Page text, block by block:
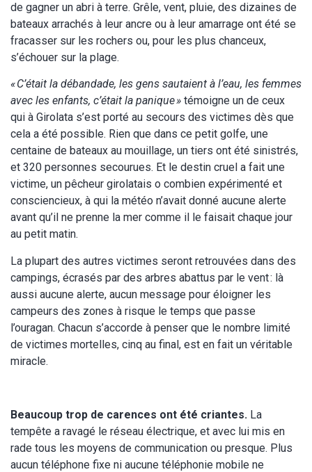
de gagner un abri à terre. Grêle, vent, pluie, des dizaines de
bateaux arrachés à leur ancre ou à leur amarrage ont été se
fracasser sur les rochers ou, pour les plus chanceux,
s’échouer sur la plage.
« C’était la débandade, les gens sautaient à l’eau, les femmes
avec les enfants, c’était la panique » témoigne un de ceux
qui à Girolata s’est porté au secours des victimes dès que
cela a été possible. Rien que dans ce petit golfe, une
centaine de bateaux au mouillage, un tiers ont été sinistrés,
et 320 personnes secourues. Et le destin cruel a fait une
victime, un pêcheur girolatais o combien expérimenté et
consciencieux, à qui la météo n’avait donné aucune alerte
avant qu’il ne prenne la mer comme il le faisait chaque jour
au petit matin.
La plupart des autres victimes seront retrouvées dans des
campings, écrasés par des arbres abattus par le vent : là
aussi aucune alerte, aucun message pour éloigner les
campeurs des zones à risque le temps que passe
l’ouragan. Chacun s’accorde à penser que le nombre limité
de victimes mortelles, cinq au final, est en fait un véritable
miracle.
Beaucoup trop de carences ont été criantes. La
tempête a ravagé le réseau électrique, et avec lui mis en
rade tous les moyens de communication ou presque. Plus
aucun téléphone fixe ni aucune téléphonie mobile ne